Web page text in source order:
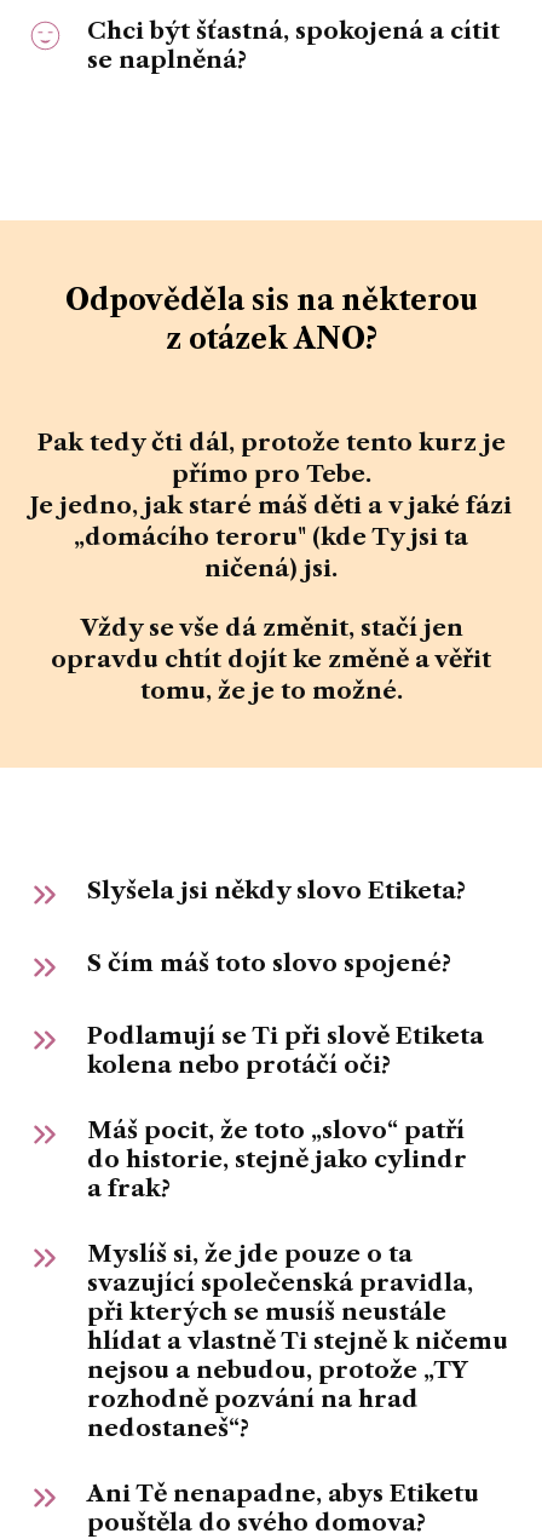
Chcibýt šťastná, spokojená a cítit
se naplněná?
Odpověděla sis na některou
z otázek ANO?
Pak tedy čti dál, protože tento kurz je
přímo pro Tebe.
Je jedno, jak staré máš děti a v jaké fázi
„domácího teroru" (kde Ty jsi ta
ničená) jsi.
Vždy se vše dá změnit, stačí jen
opravdu chtít dojít ke změně a věřit
tomu, že je to možné.
Slyšela jsi někdy slovo Etiketa?
S čím máš toto slovo spojené?
Podlamují se Ti při slově Etiketa
kolena nebo protáčí oči?
Máš pocit, že toto „slovo“ patří
do historie, stejně jako cylindr
a frak?
Myslíš si, že jde pouze o ta
svazující společenská pravidla,
při kterých se musíš neustále
hlídat a vlastně Ti stejně k ničemu
nejsou a nebudou, protože „TY
rozhodně pozvání na hrad
nedostaneš“?
Ani Tě nenapadne, abys Etiketu
pouštěla do svého domova?